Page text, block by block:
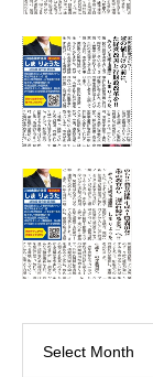
Select Month